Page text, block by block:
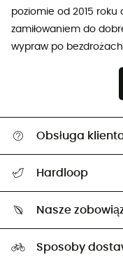
poziomie od 2015
zamiłowaniem do
wypraw po
Obsługa
Śledzenie przesyłki
Zwrot artykułów i zwrot
Hardloop
Nasze
Neutralność węglowa
Sposoby